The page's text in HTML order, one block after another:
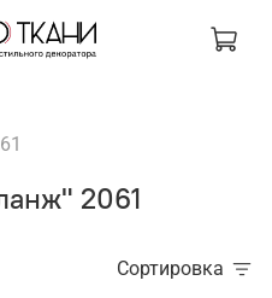
2061
Сортировка